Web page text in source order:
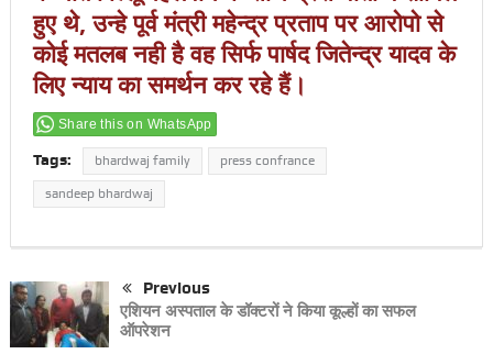
हुए थे, उन्हे पूर्व मंत्री महेन्द्र प्रताप पर आरोपो से
कोई मतलब नही है वह सिर्फ पार्षद जितेन्द्र यादव के
लिए न्याय का समर्थन कर रहे हैं।
Share this on WhatsApp
Tags: bhardwaj family press confrance
sandeep bhardwaj
Previous
एशियन अस्पताल के डॉक्टरों ने किया कूल्हों का सफल
ऑपरेशन